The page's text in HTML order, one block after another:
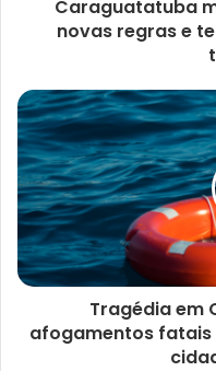
Caraguatatuba
novas regras e
Tragédia em
afogamentos fatais